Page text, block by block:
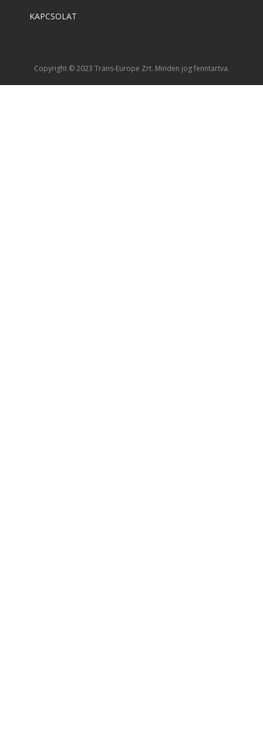
KAPCSOLAT
Copyright © 2023 Trans-Europe Zrt. Minden jog fenntartva.